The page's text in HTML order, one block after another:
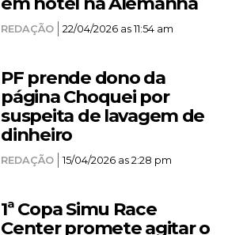
REDAÇÃO 22/04/2026 as 11:54 am
PF prende dono da
página Choquei por
suspeita de lavagem de
dinheiro
REDAÇÃO 15/04/2026 as 2:28 pm
1ª Copa Simu Race
Center promete agitar o